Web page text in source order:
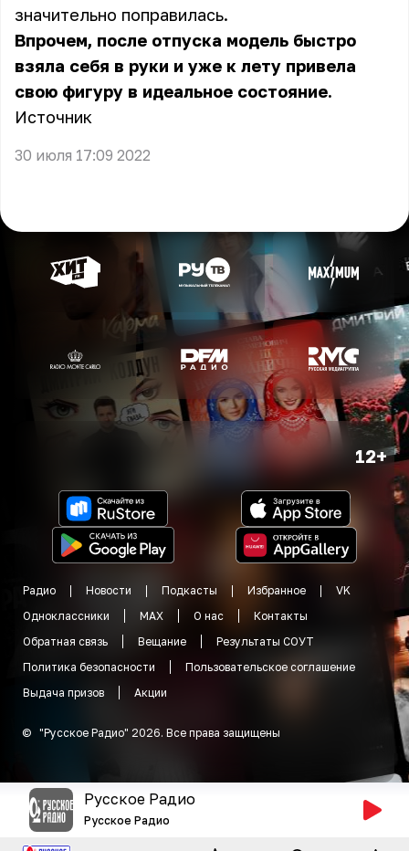
значительно поправилась.
Впрочем, после отпуска модель быстро
взяла себя в руки и уже к лету привела
свою фигуру в идеальное состояние.
Источник
30 июля 17:09 2022
12+
Радио Новости Подкасты Избранное
VK
Одноклассники
MAX О нас
Контакты
Обратная связь
Вещание
Результаты СОУТ
Политика безопасности
Пользовательское соглашение
Выдача призов
Акции
© "Русское Радио" 2026. Все права защищены
Русское Радио
Русское Радио